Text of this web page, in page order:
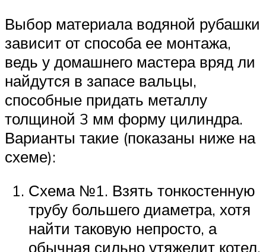
Выбор материала водяной рубашки
зависит от способа ее монтажа,
ведь у домашнего мастера вряд ли
найдутся в запасе вальцы,
способные придать металлу
толщиной 3 мм форму цилиндра.
Варианты такие (показаны ниже на
схеме):
Схема №1. Взять тонкостенную
трубу большего диаметра, хотя
найти таковую непросто, а
обычная сильно утяжелит котел.